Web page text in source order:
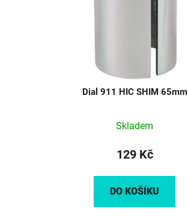
Dial 911 HIC SHIM 65mm
Skladem
129 Kč
DO KOŠÍKU